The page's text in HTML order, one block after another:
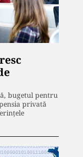
bugetul pentru
privată